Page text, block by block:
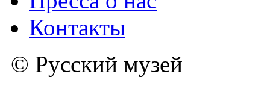
Контакты
© Русский музей